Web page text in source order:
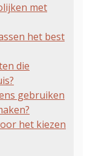
met
het best
die
gebruiken
het kiezen